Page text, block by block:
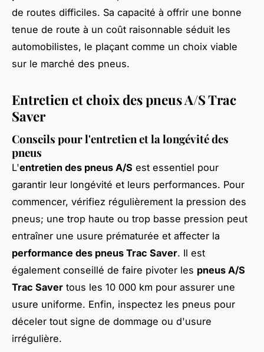
de routes difficiles. Sa capacité à offrir une bonne
tenue de route à un coût raisonnable séduit les
automobilistes, le plaçant comme un choix viable
sur le marché des pneus.
Entretien et choix des pneus A/S Trac
Saver
Conseils pour l'entretien et la longévité des
pneus
L'entretien des pneus A/S est essentiel pour
garantir leur longévité et leurs performances. Pour
commencer, vérifiez régulièrement la pression des
pneus; une trop haute ou trop basse pression peut
entraîner une usure prématurée et affecter la
performance des pneus Trac Saver. Il est
également conseillé de faire pivoter les pneus A/S
Trac Saver tous les 10 000 km pour assurer une
usure uniforme. Enfin, inspectez les pneus pour
déceler tout signe de dommage ou d'usure
irrégulière.